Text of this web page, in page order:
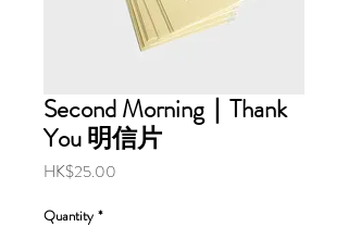
Second Morning｜Thank
You 明信片
HK$25.00
Quantity *